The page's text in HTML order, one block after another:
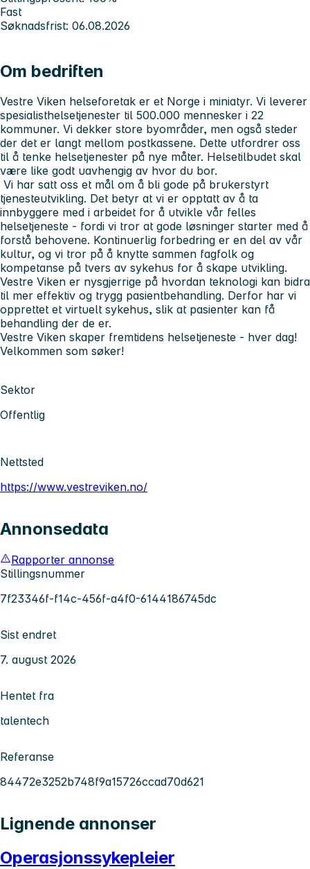
Fast
Søknadsfrist: 06.08.2026
Om bedriften
Vestre Viken helseforetak er et Norge i miniatyr. Vi leverer
spesialisthelsetjenester til 500.000 mennesker i 22
kommuner. Vi dekker store byområder, men også steder
der det er langt mellom postkassene. Dette utfordrer oss
til å tenke helsetjenester på nye måter. Helsetilbudet skal
være like godt uavhengig av hvor du bor.
Vi har satt oss et mål om å bli gode på brukerstyrt
tjenesteutvikling. Det betyr at vi er opptatt av å ta
innbyggere med i arbeidet for å utvikle vår felles
helsetjeneste - fordi vi tror at gode løsninger starter med å
forstå behovene. Kontinuerlig forbedring er en del av vår
kultur, og vi tror på å knytte sammen fagfolk og
kompetanse på tvers av sykehus for å skape utvikling.
Vestre Viken er nysgjerrige på hvordan teknologi kan bidra
til mer effektiv og trygg pasientbehandling. Derfor har vi
opprettet et virtuelt sykehus, slik at pasienter kan få
behandling der de er.
Vestre Viken skaper fremtidens helsetjeneste - hver dag!
Velkommen som søker!
Sektor
Offentlig
Nettsted
https://www.vestreviken.no/
Annonsedata
Rapporter annonse
Stillingsnummer
7f23346f-f14c-456f-a4f0-6144186745dc
Sist endret
7. august 2026
Hentet fra
talentech
Referanse
84472e3252b748f9a15726ccad70d621
Lignende annonser
Operasjonssykepleier